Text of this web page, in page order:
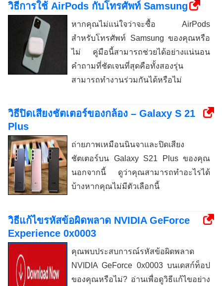
วิธีการใช้ AirPods กับโทรศัพท์ Samsung
หากคุณไม่แน่ใจว่าจะซื้อ AirPods
สำหรับโทรศัพท์ Samsung ของคุณหรือ
ไม่ คู่มือนี้สามารถช่วยได้อย่างแน่นอน
คำถามที่ชัดเจนที่สุดคือทั้งสองรุ่น
สามารถทำงานร่วมกันได้หรือไม่
วิธีปิดเสียงชัตเตอร์ของกล้อง – Galaxy S 21
Plus
ถ่ายภาพเหมือนนินจาและปิดเสียง
ชัตเตอร์บน Galaxy S21 Plus ของคุณ
นอกจากนี้ ดูว่าคุณสามารถทำอะไรได้
บ้างหากคุณไม่มีตัวเลือกนี้
วิธีแก้ไขรหัสข้อผิดพลาด NVIDIA GeForce
Experience 0x0003
คุณพบประสบการณ์รหัสข้อผิดพลาด
NVIDIA GeForce 0x0003 บนเดสก์ท็อป
ของคุณหรือไม่? อ่านเพื่อดูวิธีแก้ไขอย่าง